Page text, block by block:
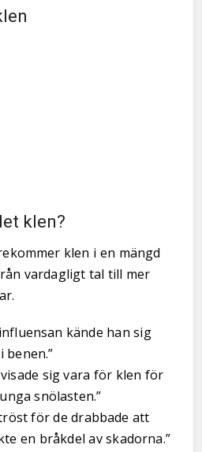
klen?
klen i en mängd
vardagligt tal till mer
kände han sig
sig vara för klen för
snölasten.”
för de drabbade att
en bråkdel av skadorna.”